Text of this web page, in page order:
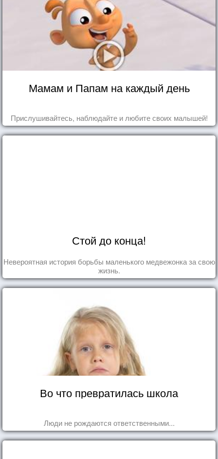
Мамам и Папам на каждый день
Прислушивайтесь, наблюдайте и любите своих малышей!
Стой до конца!
Невероятная история борьбы маленького медвежонка за свою
жизнь.
Во что превратилась школа
Люди не рождаются ответственными...